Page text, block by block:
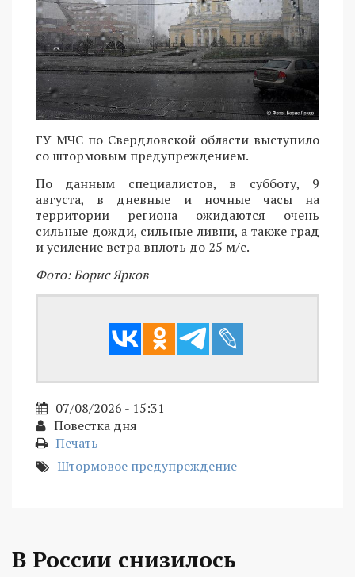
ГУ МЧС по Свердловской области выступило
со штормовым предупреждением.
По данным специалистов, в субботу, 9
августа, в дневные и ночные часы на
территории региона ожидаются очень
сильные дожди, сильные ливни, а также град
и усиление ветра вплоть до 25 м/с.
Фото: Борис Ярков
07/08/2026 - 15:31
Повестка дня
Печать
Штормовое предупреждение
В России снизилось